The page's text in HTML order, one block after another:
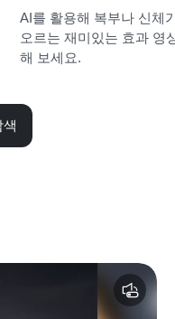
AI를 활용해 복부나 신체
오르는 재미있는 효과 영
해 보세요.